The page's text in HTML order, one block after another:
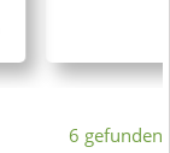
6 gefunden